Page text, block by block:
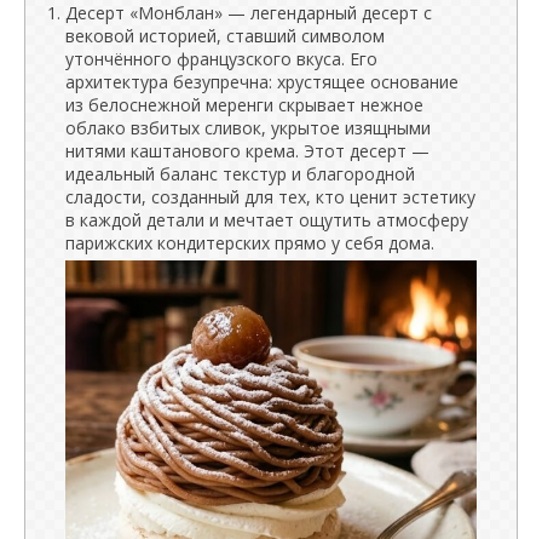
Десерт «Монблан» — легендарный десерт с
вековой историей, ставший символом
утончённого французского вкуса. Его
архитектура безупречна: хрустящее основание
из белоснежной меренги скрывает нежное
облако взбитых сливок, укрытое изящными
нитями каштанового крема. Этот десерт —
идеальный баланс текстур и благородной
сладости, созданный для тех, кто ценит эстетику
в каждой детали и мечтает ощутить атмосферу
парижских кондитерских прямо у себя дома.